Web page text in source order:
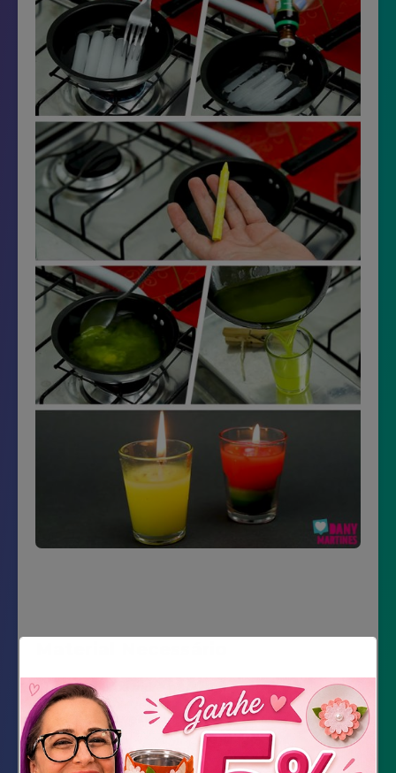
Copo de vidro pequeno
Panela velha
Pregador de roupa